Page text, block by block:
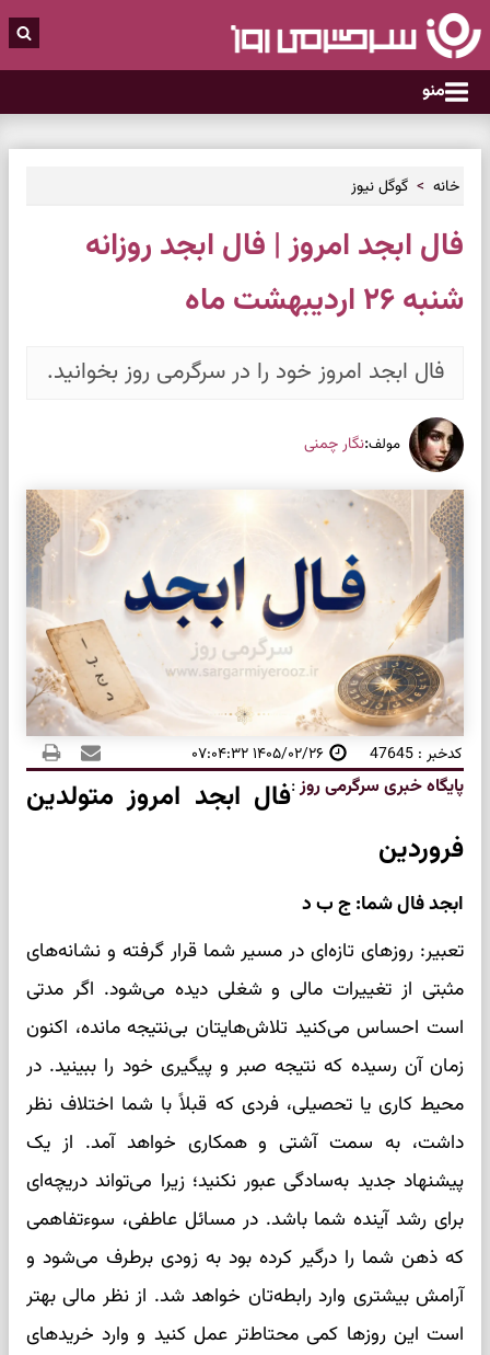
منو
خانه گوگل نیوز
فال ابجد امروز | فال ابجد روزانه
شنبه ۲۶ اردیبهشت ماه
فال ابجد امروز خود را در سرگرمی روز بخوانید.
مولف:نگار چمنی
کدخبر : 47645 ۱۴۰۵/۰۲/۲۶ ۰۷:۰۴:۳۲
پایگاه خبری سرگرمی روز:فال ابجد امروز متولدین
فروردین
ابجد فال شما: ج ب د
تعبیر: روزهای تازه‌ای در مسیر شما قرار گرفته و نشانه‌های
مثبتی از تغییرات مالی و شغلی دیده می‌شود. اگر مدتی
است احساس می‌کنید تلاش‌هایتان بی‌نتیجه مانده، اکنون
زمان آن رسیده که نتیجه صبر و پیگیری خود را ببینید. در
محیط کاری یا تحصیلی، فردی که قبلاً با شما اختلاف نظر
داشت، به سمت آشتی و همکاری خواهد آمد. از یک
پیشنهاد جدید به‌سادگی عبور نکنید؛ زیرا می‌تواند دریچه‌ای
برای رشد آینده شما باشد. در مسائل عاطفی، سوءتفاهمی
که ذهن شما را درگیر کرده بود به زودی برطرف می‌شود و
آرامش بیشتری وارد رابطه‌تان خواهد شد. از نظر مالی بهتر
است این روزها کمی محتاط‌تر عمل کنید و وارد خریدهای